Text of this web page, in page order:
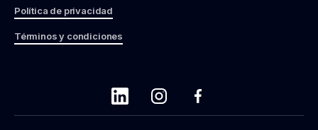
Política de privacidad
Términos y condiciones